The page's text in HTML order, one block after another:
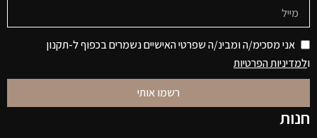
אני מסכימ/ה ומבינ/ה שפרטי האישיים נשמרים בכפוף ל-תקנון
ולמדיניות הפרטיות
רשמו אותי
חנות